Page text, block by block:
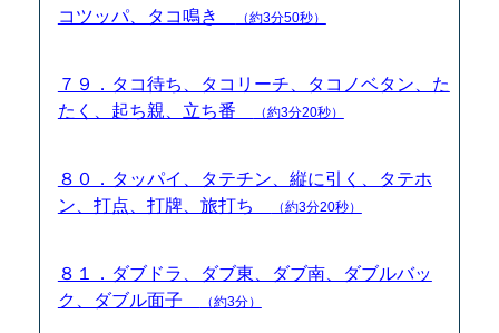
コツッパ、タコ鳴き
（約3分50秒）
７９．タコ待ち、タコリーチ、タコノベタン、た
たく、起ち親、立ち番
（約3分20秒）
８０．タッパイ、タテチン、縦に引く、タテホ
ン、打点、打牌、旅打ち
（約3分20秒）
８１．ダブドラ、ダブ東、ダブ南、ダブルバッ
ク、ダブル面子
（約3分）